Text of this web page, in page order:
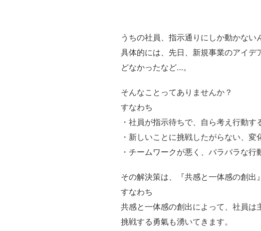
うちの社員、指示通りにしか動かな
具体的には、先日、新規事業のアイ
どなかったなど…。
そんなことってありませんか？
すなわち
・社員が指示待ちで、自ら考え行動す
・新しいことに挑戦したがらない、変
・チームワークが悪く、バラバラな行
その解決策は、『共感と一体感の創出
すなわち
共感と一体感の創出によって、社員
挑戦する勇氣も湧いてきます。